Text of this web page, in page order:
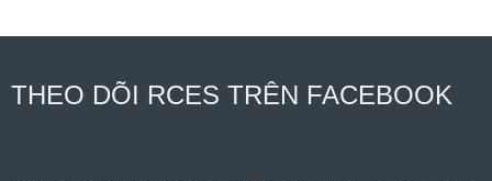
THEO DÕI RCES TRÊN FACEBOOK